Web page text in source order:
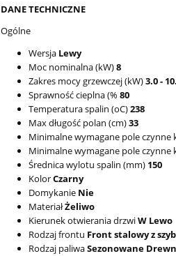
DANE TECHNICZNE
Ogólne
Wersja Lewy
Moc nominalna (kW)8
Zakres mocy grzewczej (kW)3.0 -
Sprawność cieplna (% 80
Temperatura spalin (oC)238
Max długość polan (cm)33
Minimalne wymagane pole
Minimalne wymagane pole
Średnica wylotu spalin (mm) 150
KolorCzarny
Domykanie Nie
MateriałŻeliwo
Kierunek otwierania drzwiW Lewo
Rodzaj frontu Front stalowy z
Rodzaj paliwaSezonowane